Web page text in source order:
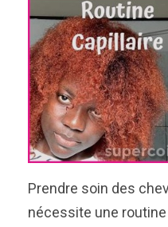
Prendre soin des
nécessite une